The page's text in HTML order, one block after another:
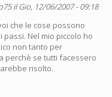
il Gio, 12/06/2007 - 09:18
che le cose possono
Nel mio piccolo ho
non tanto per
perchè se tutti facessero
risolto.